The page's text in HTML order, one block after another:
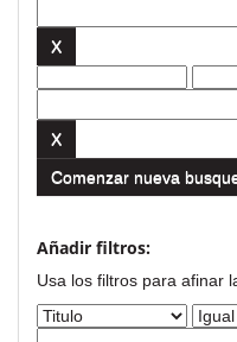
Comenzar nueva
Añadir filtros:
Usa los filtros para afinar